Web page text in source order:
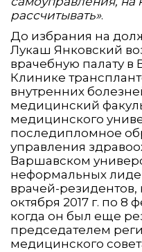
рассчитывать».
До избрания на
Лукаш Янковский
врачебную палату в
Клинике
внутренних
медицинский
медицинского
последипломное
управления
Варшавском
неформальных
врачей-резидентов,
октября 2017 г. по 8
когда он был еще
председателем
медицинского